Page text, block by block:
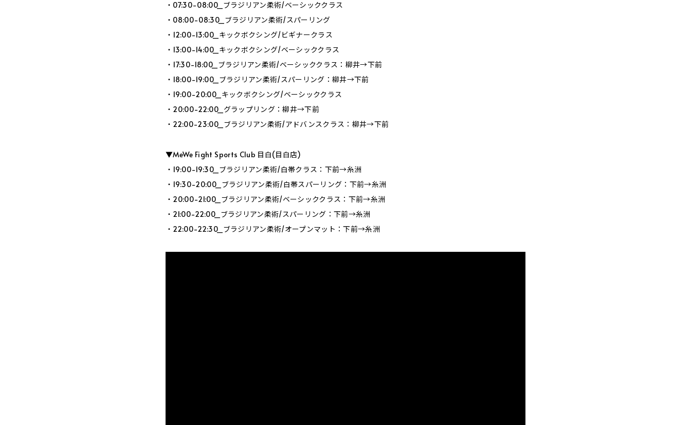
・07:30-08:00_ブラジリアン柔術/ベーシッククラス
・08:00-08:30_ブラジリアン柔術/スパーリング
・12:00-13:00_キックボクシング/ビギナークラス
・13:00-14:00_キックボクシング/ベーシッククラス
・17:30-18:00_ブラジリアン柔術/ベーシッククラス：柳井→下前
・18:00-19:00_ブラジリアン柔術/スパーリング：柳井→下前
・19:00-20:00_キックボクシング/ベーシッククラス
・20:00-22:00_グラップリング：柳井→下前
・22:00-23:00_ブラジリアン柔術/アドバンスクラス：柳井→下前
▼MeWe Fight Sports Club 目白(目白店)
・19:00-19:30_ブラジリアン柔術/白帯クラス：下前→糸洲
・19:30-20:00_ブラジリアン柔術/白帯スパーリング：下前→糸洲
・20:00-21:00_ブラジリアン柔術/ベーシッククラス：下前→糸洲
・21:00-22:00_ブラジリアン柔術/スパーリング：下前→糸洲
・22:00-22:30_ブラジリアン柔術/オープンマット：下前→糸洲